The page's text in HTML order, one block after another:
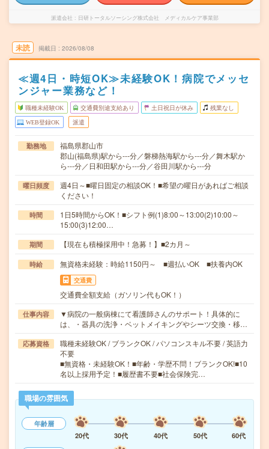
派遣会社 日研トータルソーシング株式会社 メディカルケア事業部
未読 掲載日 2026/08/08
≪週4日・時短OK≫未経験OK！病院でメッセ
ンジャー業務など！
職種未経験OK 交通費別途支給あり 土日祝日が休み 残業なし
WEB登録OK 派遣
勤務地
福島県郡山市
郡山(福島県)駅から---分／磐梯熱海駅から---分／舞木駅か
ら---分／日和田駅から---分／谷田川駅から---分
曜日頻度
週4日～■曜日固定の相談OK！■希望の曜日があればご相談
ください！
時間
1日5時間からOK！■シフト例(1)8:00～13:00(2)10:00～
15:00(3)12:00…
期間 【現在も積極採用中！急募！】■2カ月～
時給 無資格未経験：時給1150円～ ■週払いOK ■扶養内OK
交通費
交通費全額支給（ガソリン代もOK！）
仕事内容
▼病院の一般病棟にて看護師さんのサポート！具体的に
は、・器具の洗浄・ベットメイキングやシーツ交換・移…
応募資格
職種未経験OK / ブランクOK / パソコンスキル不要 / 英語力
不要
■無資格・未経験OK！■年齢・学歴不問！ブランクOK!■10
名以上採用予定！■履歴書不要■社会保険完…
職場の雰囲気
年齢層
20代
30代 40代 50代
60代